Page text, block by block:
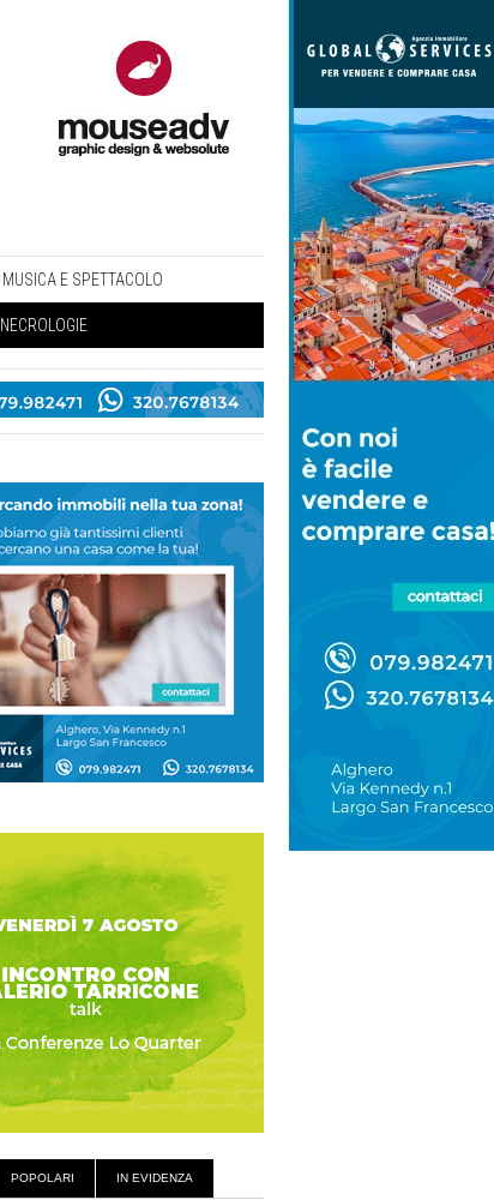
MUSICA E SPETTACOLO
NECROLOGIE
POPOLARI IN EVIDENZA